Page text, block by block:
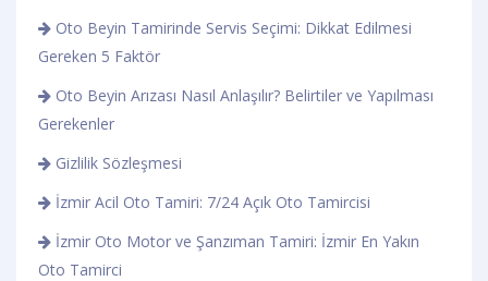
Oto Beyin Tamirinde Servis Seçimi: Dikkat Edilmesi
Gereken 5 Faktör
Oto Beyin Arızası Nasıl Anlaşılır? Belirtiler ve Yapılması
Gerekenler
Gizlilik Sözleşmesi
İzmir Acil Oto Tamiri: 7/24 Açık Oto Tamircisi
İzmir Oto Motor ve Şanzıman Tamiri: İzmir En Yakın
Oto Tamirci